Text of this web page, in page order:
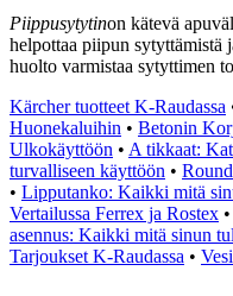
Piippusytytinon kätevä
helpottaa piipun sytyttämistä
huolto varmistaa sytyttimen
Kärcher tuotteet K-Raudassa
Huonekaluihin • Betonin
Ulkokäyttöön • A tikkaat:
turvalliseen käyttöön •
• Lipputanko: Kaikki mitä
Vertailussa Ferrex ja Rostex •
asennus: Kaikki mitä sinun
Tarjoukset K-Raudassa •